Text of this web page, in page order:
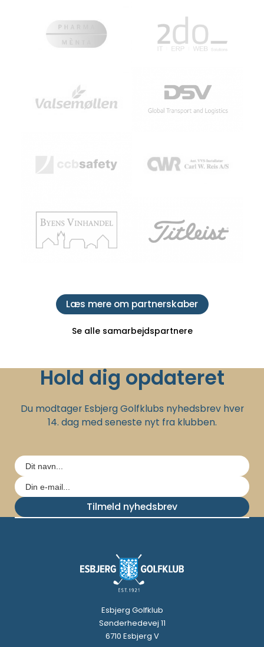
Læs mere om partnerskaber
Se alle samarbejdspartnere
Hold dig opdateret
Du modtager Esbjerg Golfklubs nyhedsbrev hver
14. dag med seneste nyt fra klubben.
Tilmeld nyhedsbrev
Esbjerg Golfklub
Sønderhedevej 11
6710 Esbjerg V